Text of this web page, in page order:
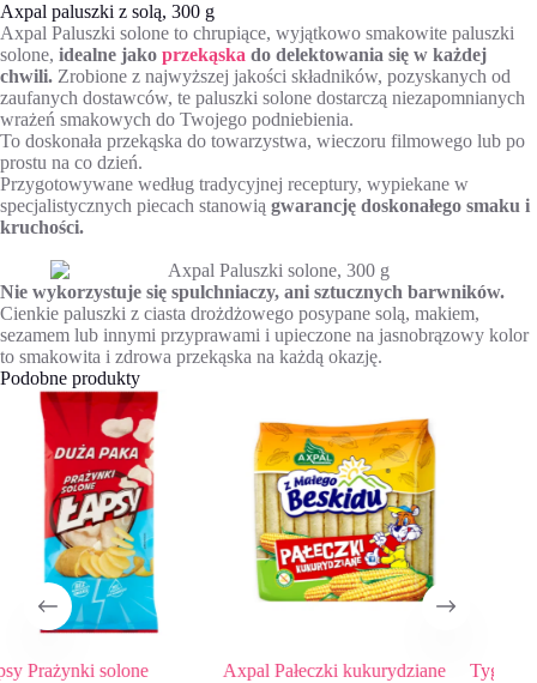
Axpal paluszki z solą, 300 g
Axpal Paluszki solone to chrupiące, wyjątkowo smakowite paluszki
solone, idealne jako przekąska do delektowania się w każdej
chwili. Zrobione z najwyższej jakości składników, pozyskanych od
zaufanych dostawców, te paluszki solone dostarczą niezapomnianych
wrażeń smakowych do Twojego podniebienia.
To doskonała przekąska do towarzystwa, wieczoru filmowego lub po
prostu na co dzień.
Przygotowywane według tradycyjnej receptury, wypiekane w
specjalistycznych piecach stanowią gwarancję doskonałego smaku i
kruchości.
Nie wykorzystuje się spulchniaczy, ani sztucznych barwników.
Cienkie paluszki z ciasta drożdżowego posypane solą, makiem,
sezamem lub innymi przyprawami i upieczone na jasnobrązowy kolor
to smakowita i zdrowa przekąska na każdą okazję.
Podobne produkty
Axpal Pałeczki kukurydziane
Tygryski Pałki